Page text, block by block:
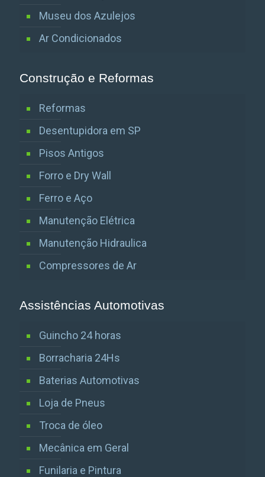
Museu dos Azulejos
Ar Condicionados
Construção e Reformas
Reformas
Desentupidora em SP
Pisos Antigos
Forro e Dry Wall
Ferro e Aço
Manutenção Elétrica
Manutenção Hidraulica
Compressores de Ar
Assistências Automotivas
Guincho 24 horas
Borracharia 24Hs
Baterias Automotivas
Loja de Pneus
Troca de óleo
Mecânica em Geral
Funilaria e Pintura